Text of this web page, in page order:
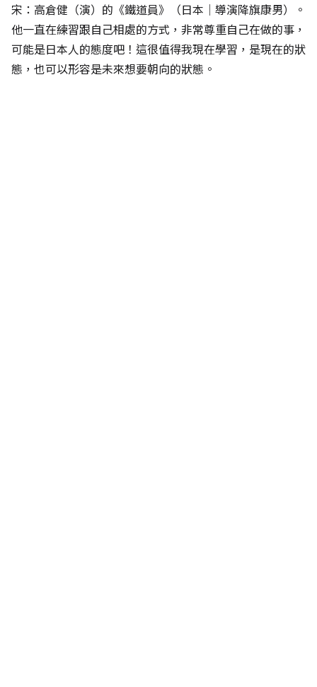
宋：高倉健（演）的《鐵道員》（日本│導演降旗康男）。
他一直在練習跟自己相處的方式，非常尊重自己在做的事，
可能是日本人的態度吧！這很值得我現在學習，是現在的狀
態，也可以形容是未來想要朝向的狀態。